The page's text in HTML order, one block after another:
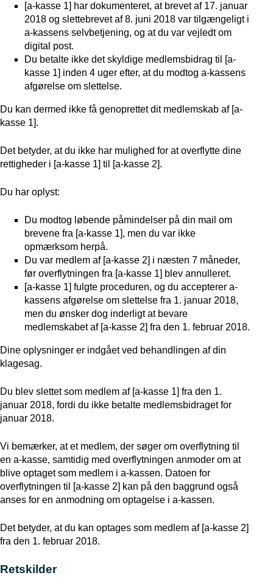
[a-kasse 1] har dokumenteret, at brevet af 17. januar
2018 og slettebrevet af 8. juni 2018 var tilgængeligt i
a-kassens selvbetjening, og at du var vejledt om
digital post.
Du betalte ikke det skyldige medlemsbidrag til [a-
kasse 1] inden 4 uger efter, at du modtog a-kassens
afgørelse om slettelse.
Du kan dermed ikke få genoprettet dit medlemskab af [a-
kasse 1].
Det betyder, at du ikke har mulighed for at overflytte dine
rettigheder i [a-kasse 1] til [a-kasse 2].
Du har oplyst:
Du modtog løbende påmindelser på din mail om
brevene fra [a-kasse 1], men du var ikke
opmærksom herpå.
Du var medlem af [a-kasse 2] i næsten 7 måneder,
før overflytningen fra [a-kasse 1] blev annulleret.
[a-kasse 1] fulgte proceduren, og du accepterer a-
kassens afgørelse om slettelse fra 1. januar 2018,
men du ønsker dog inderligt at bevare
medlemskabet af [a-kasse 2] fra den 1. februar 2018.
Dine oplysninger er indgået ved behandlingen af din
klagesag.
Du blev slettet som medlem af [a-kasse 1] fra den 1.
januar 2018, fordi du ikke betalte medlemsbidraget for
januar 2018.
Vi bemærker, at et medlem, der søger om overflytning til
en a-kasse, samtidig med overflytningen anmoder om at
blive optaget som medlem i a-kassen. Datoen for
overflytningen til [a-kasse 2] kan på den baggrund også
anses for en anmodning om optagelse i a-kassen.
Det betyder, at du kan optages som medlem af [a-kasse 2]
fra den 1. februar 2018.
Retskilder